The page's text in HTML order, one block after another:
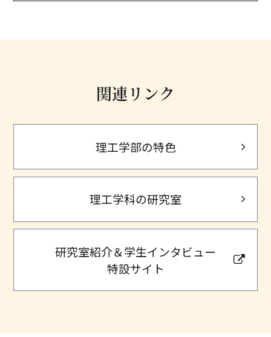
関連リンク
理工学部の特色
理工学科の研究室
研究室紹介＆学生インタビュー
特設サイト